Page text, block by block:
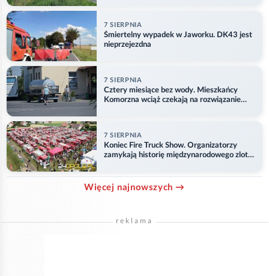
7 SIERPNIA
Śmiertelny wypadek w Jaworku. DK43 jest
nieprzejezdna
7 SIERPNIA
Cztery miesiące bez wody. Mieszkańcy
Komorzna wciąż czekają na rozwiązanie
7 SIERPNIA
Koniec Fire Truck Show. Organizatorzy
zamykają historię międzynarodowego zlotu
Więcej najnowszych →
reklama